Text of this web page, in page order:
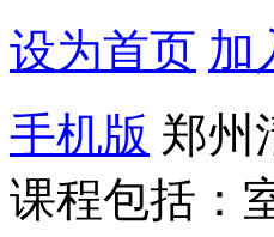
设为首页 加
手机版 郑州
课程包括：